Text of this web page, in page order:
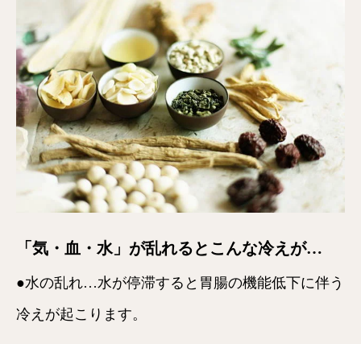
「気・血・水」が乱れるとこんな冷えが…
●水の乱れ…水が停滞すると胃腸の機能低下に伴う
冷えが起こります。